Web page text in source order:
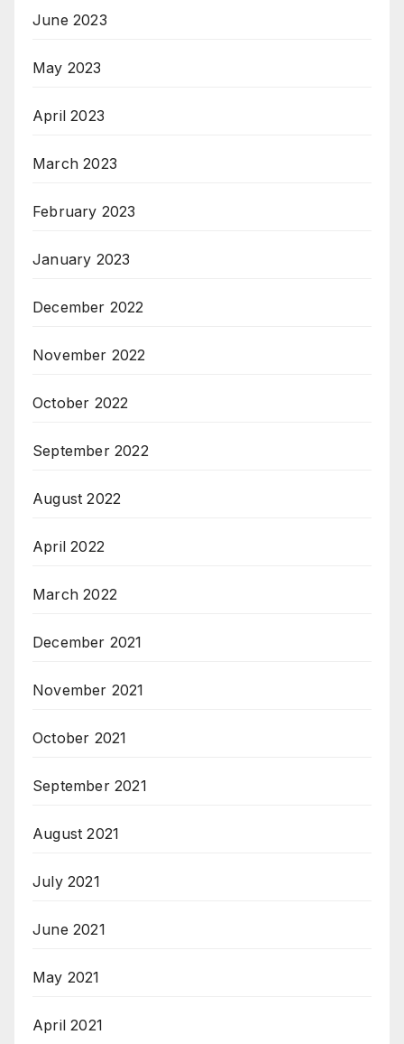
June 2023
May 2023
April 2023
March 2023
February 2023
January 2023
December 2022
November 2022
October 2022
September 2022
August 2022
April 2022
March 2022
December 2021
November 2021
October 2021
September 2021
August 2021
July 2021
June 2021
May 2021
April 2021